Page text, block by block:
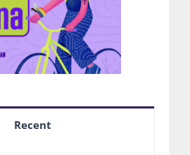
Recent